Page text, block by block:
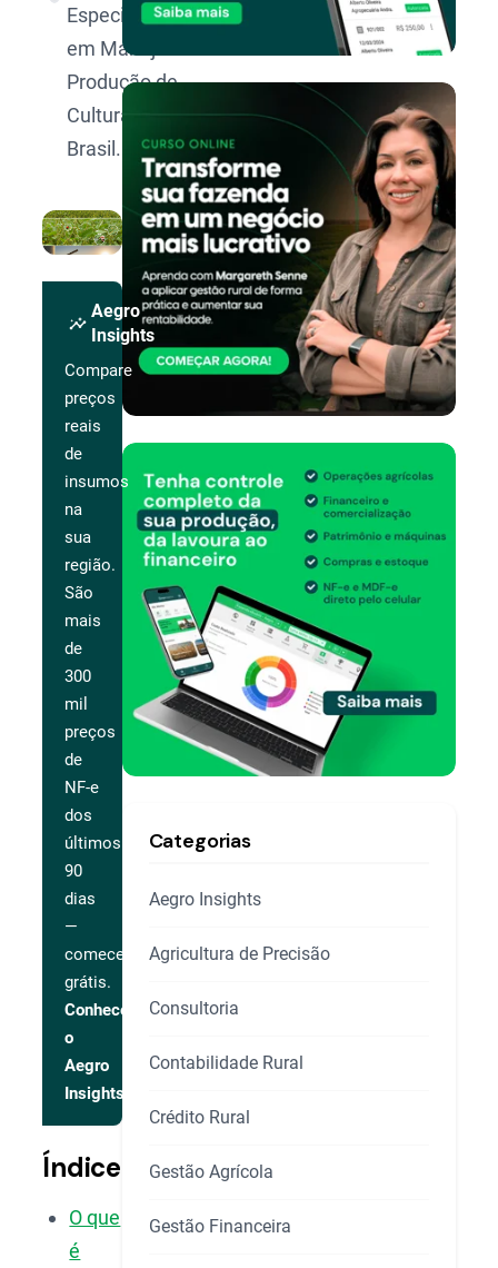
Especialista
em Manejo e
Produção de
Culturas no
Brasil.
insights
Aegro
Insights
Compare
preços
reais
de
insumos
na
sua
região.
São
mais
de
300
mil
preços
de
NF-e
dos
últimos
90
dias
—
comece
grátis.
Conhecer
o
Aegro
Insights
Índice
O que
é
Categorias
Aegro Insights
Agricultura de Precisão
Consultoria
Contabilidade Rural
Crédito Rural
Gestão Agrícola
Gestão Financeira